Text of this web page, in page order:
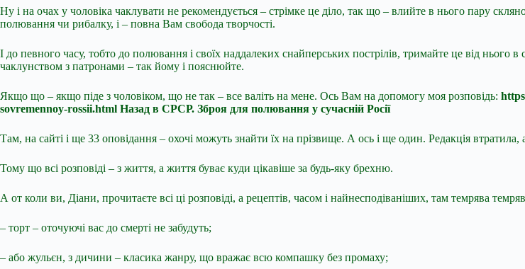
Ну і на очах у чоловіка чаклувати не рекомендується – стрімке це діло, так що – влийте в нього пару
полювання чи рибалку, і – повна Вам свобода творчості.
І до певного часу, тобто до полювання і своїх наддалеких снайперських пострілів, тримайте це від нього
чаклунством з патронами – так йому і пояснюйте.
Якщо що – якщо піде з чоловіком, що не так – все валіть на мене. Ось Вам на допомогу моя розповідь:
sovremennoy-rossii.html Назад в СРСР. Зброя для полювання у сучасній Росії
Там, на сайті і ще 33 оповідання – охочі можуть знайти їх на прізвище. А ось і ще один. Редакція втратила,
Тому що всі розповіді – з життя, а життя буває куди цікавіше за будь-яку брехню.
А от коли ви, Діани, прочитаєте всі ці розповіді, а рецептів, часом і найнесподіваніших, там темрява
– торт – оточуючі вас до смерті не забудуть;
– або жульєн, з дичини – класика жанру, що вражає всю компашку без промаху;